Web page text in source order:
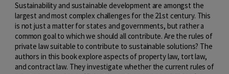
Sustainability and sustainable development are amongst the
largest and most complex challenges for the 21st century. This
is not just a matter for states and governments, but rather a
common goal to which we should all contribute. Are the rules of
private law suitable to contribute to sustainable solutions? The
authors in this book explore aspects of property law, tort law,
and contract law. They investigate whether the current rules of